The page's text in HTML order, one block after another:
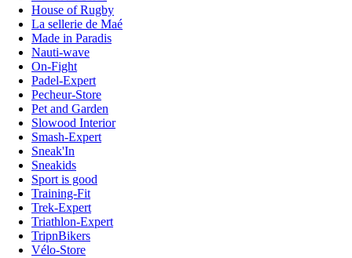
House of Rugby
La sellerie de Maé
Made in Paradis
Nauti-wave
On-Fight
Padel-Expert
Pecheur-Store
Pet and Garden
Slowood Interior
Smash-Expert
Sneak'In
Sneakids
Sport is good
Training-Fit
Trek-Expert
Triathlon-Expert
TripnBikers
Vélo-Store